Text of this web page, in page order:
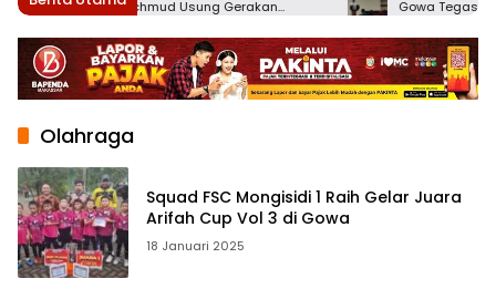
HKTI, Yasir Machmud Usung Gerakan
Kemandirian Pangan Berbasis Petani
Modern
Gowa Tegaskan tak
Pertanian
Olahraga
Squad FSC Mongisidi 1 Raih Gelar Juara
Arifah Cup Vol 3 di Gowa
18 Januari 2025